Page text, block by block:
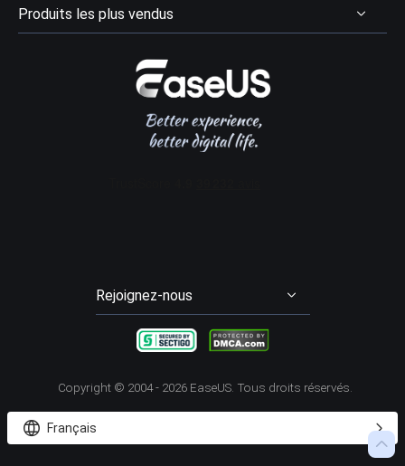

Contactez EaseUS
Politique de remboursement
Conditions générales
Récupération des données
Avis logiciel récupération données
Gestion de partition
Sauvegarde & Restauration
Produits les plus vendus
Data Recovery Wizard Pro
Data Recovery Wizard for Mac Pro
Rejoignez-nous
  
Copyright © 2004 - 2026EaseUS. Tous droits réservés.
 Français 